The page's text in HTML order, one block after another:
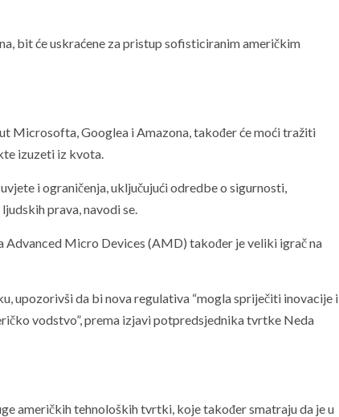
bit će uskraćene za pristup sofisticiranim američkim
Microsofta, Googlea i Amazona, također će moći tražiti
izuzeti iz kvota.
i ograničenja, uključujući odredbe o sigurnosti,
prava, navodi se.
Micro Devices (AMD) također je veliki igrač na
upozorivši da bi nova regulativa “mogla spriječiti inovacije i
vodstvo”, prema izjavi potpredsjednika tvrtke Neda
američkih tehnoloških tvrtki, koje također smatraju da je u